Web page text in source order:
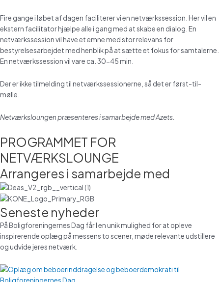
Fire gange i løbet af dagen faciliterer vi en netværkssession. Her vil en
ekstern facilitator hjælpe alle i gang med at skabe en dialog. En
netværkssession vil have et emne med stor relevans for
bestyrelsesarbejdet med henblik på at sætte et fokus for samtalerne.
En netværkssession vil vare ca. 30-45 min.
Der er ikke tilmelding til netværkssessionerne, så det er først-til-
mølle.
Netværksloungen præsenteres i samarbejde med Azets.
PROGRAMMET FOR
NETVÆRKSLOUNGE
Arrangeres i samarbejde med
Seneste nyheder
På Boligforeningernes Dag får I en unik mulighed for at opleve
inspirerende oplæg på messens to scener, møde relevante udstillere
og udvide jeres netværk.